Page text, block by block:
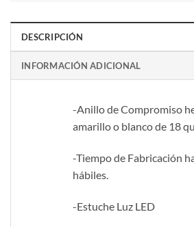
DESCRIPCIÓN
INFORMACIÓN ADICIONAL
-Anillo de Compromiso
amarillo o blanco de 18
-Tiempo de Fabricación
hábiles.
-Estuche Luz LED